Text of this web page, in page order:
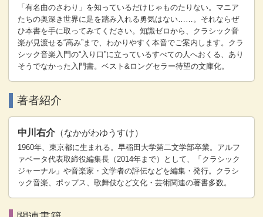
「有名曲のさわり」を知っているだけじゃものたりない。マニア
たちの奥深き世界に足を踏み入れる勇気はない……。それならぜ
ひ本書を手に取ってみてください。知識ゼロから、クラシック音
楽が見渡せる“高み”まで、わかりやすく本音でご案内します。クラ
シック音楽入門の“入り口”に立っているすべての人へおくる、あり
そうでなかった入門書。ベスト&ロングセラー待望の文庫化。
著者紹介
中川右介 （なかがわゆうすけ）
1960年、東京都に生まれる。早稲田大学第二文学部卒業。アルフ
ァベータ代表取締役編集長（2014年まで）として、「クラシック
ジャーナル」や音楽家・文学者の評伝などを編集・発行。クラシ
ック音楽、ポップス、歌舞伎など文化・芸術関連の著書多数。